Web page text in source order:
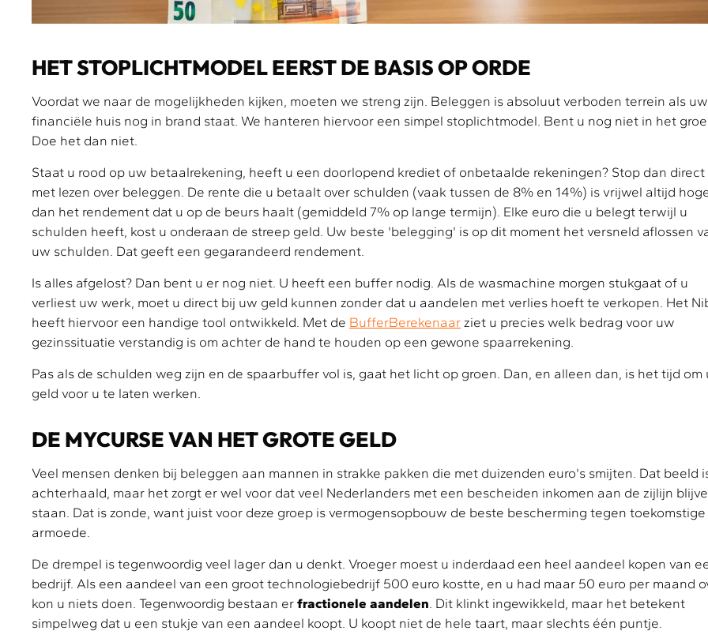
HET STOPLICHTMODEL EERST DE BASIS OP ORDE
Voordat we naar de mogelijkheden kijken, moeten we streng zijn. Beleggen is absoluut verboden terrein als uw
financiële huis nog in brand staat. We hanteren hiervoor een simpel stoplichtmodel. Bent u nog niet in het
Doe het dan niet.
Staat u rood op uw betaalrekening, heeft u een doorlopend krediet of onbetaalde rekeningen? Stop dan direct
met lezen over beleggen. De rente die u betaalt over schulden (vaak tussen de 8% en 14%) is vrijwel altijd
dan het rendement dat u op de beurs haalt (gemiddeld 7% op lange termijn). Elke euro die u belegt terwijl u
schulden heeft, kost u onderaan de streep geld. Uw beste 'belegging' is op dit moment het versneld aflossen
uw schulden. Dat geeft een gegarandeerd rendement.
Is alles afgelost? Dan bent u er nog niet. U heeft een buffer nodig. Als de wasmachine morgen stukgaat of u
verliest uw werk, moet u direct bij uw geld kunnen zonder dat u aandelen met verlies hoeft te verkopen. Het
heeft hiervoor een handige tool ontwikkeld. Met de BufferBerekenaar ziet u precies welk bedrag voor uw
gezinssituatie verstandig is om achter de hand te houden op een gewone spaarrekening.
Pas als de schulden weg zijn en de spaarbuffer vol is, gaat het licht op groen. Dan, en alleen dan, is het tijd om
geld voor u te laten werken.
DE MYCURSE VAN HET GROTE GELD
Veel mensen denken bij beleggen aan mannen in strakke pakken die met duizenden euro's smijten. Dat beeld
achterhaald, maar het zorgt er wel voor dat veel Nederlanders met een bescheiden inkomen aan de zijlijn
staan. Dat is zonde, want juist voor deze groep is vermogensopbouw de beste bescherming tegen toekomstige
armoede.
De drempel is tegenwoordig veel lager dan u denkt. Vroeger moest u inderdaad een heel aandeel kopen van
bedrijf. Als een aandeel van een groot technologiebedrijf 500 euro kostte, en u had maar 50 euro per maand
kon u niets doen. Tegenwoordig bestaan er fractionele aandelen. Dit klinkt ingewikkeld, maar het betekent
simpelweg dat u een stukje van een aandeel koopt. U koopt niet de hele taart, maar slechts één puntje.